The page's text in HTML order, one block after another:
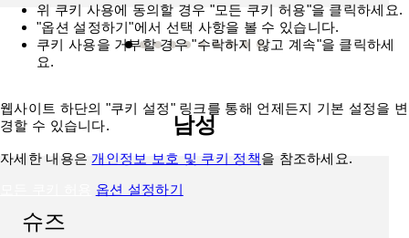
남성
슈즈
위 쿠키 사용에 동의할 경우 "모든 쿠키 허용"을 클릭하세요.
"옵션 설정하기"에서 선택 사항을 볼 수 있습니다.
쿠키 사용을 거부할 경우 "수락하지 않고 계속"을 클릭하세
요.
웹사이트 하단의 "쿠키 설정" 링크를 통해 언제든지 기본 설정을 변
경할 수 있습니다.
자세한 내용은개인정보 보호 및 쿠키 정책을 참조하세요.
옵션 설정하기